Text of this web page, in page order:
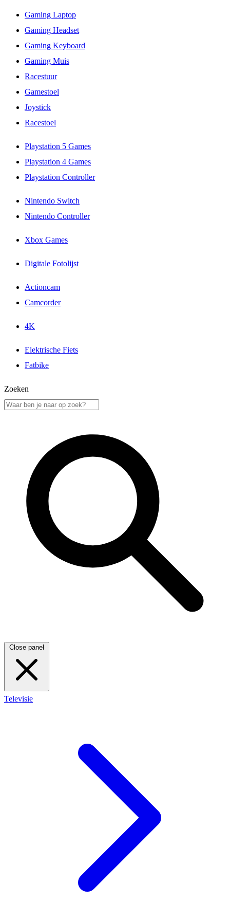
Gaming Laptop
Gaming Headset
Gaming Keyboard
Gaming Muis
Racestuur
Gamestoel
Joystick
Racestoel
Playstation 5 Games
Playstation 4 Games
Playstation Controller
Nintendo Switch
Nintendo Controller
Xbox Games
Digitale Fotolijst
Actioncam
Camcorder
4K
Elektrische Fiets
Fatbike
Zoeken
Close panel
Televisie